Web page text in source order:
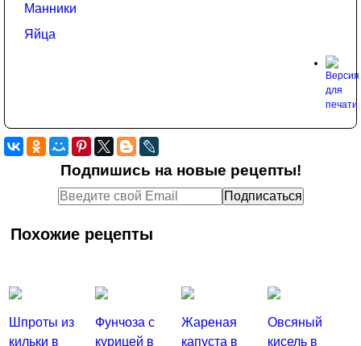
Манники
Яйца
Подпишись на новые рецепты!
Похожие рецепты
Шпроты из
кильки в
Фунчоза с
курицей в
Жареная
капуста в
Овсяный
кисель в